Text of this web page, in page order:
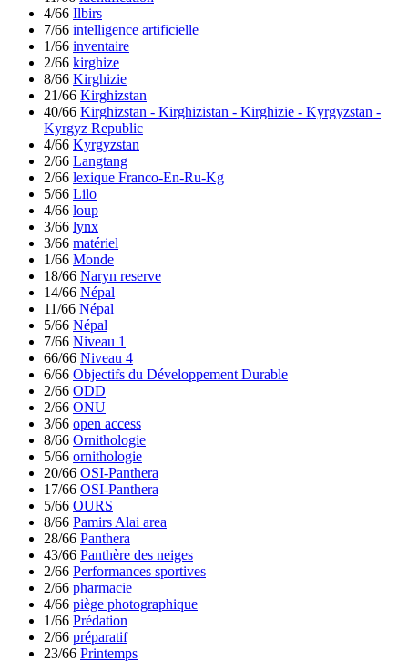
4/66 Ilbirs
7/66 intelligence artificielle
1/66 inventaire
2/66 kirghize
8/66 Kirghizie
21/66 Kirghizstan
40/66 Kirghizstan - Kirghizistan - Kirghizie - Kyrgyzstan -
Kyrgyz Republic
4/66 Kyrgyzstan
2/66 Langtang
2/66 lexique Franco-En-Ru-Kg
5/66 Lilo
4/66 loup
3/66 lynx
3/66 matériel
1/66 Monde
18/66 Naryn reserve
14/66 Népal
11/66 Népal
5/66 Népal
7/66 Niveau 1
66/66 Niveau 4
6/66 Objectifs du Développement Durable
2/66 ODD
2/66 ONU
3/66 open access
8/66 Ornithologie
5/66 ornithologie
20/66 OSI-Panthera
17/66 OSI-Panthera
5/66 OURS
8/66 Pamirs Alai area
28/66 Panthera
43/66 Panthère des neiges
2/66 Performances sportives
2/66 pharmacie
4/66 piège photographique
1/66 Prédation
2/66 préparatif
23/66 Printemps